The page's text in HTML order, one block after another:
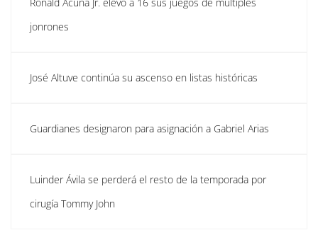
jonrones
José Altuve continúa su ascenso en listas históricas
Guardianes designaron para asignación a Gabriel Arias
Luinder Ávila se perderá el resto de la temporada por
cirugía Tommy John